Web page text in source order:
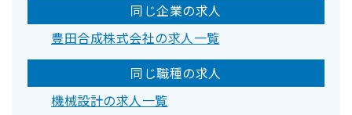
同じ企業の求人
豊田合成株式会社の求人一覧
同じ職種の求人
機械設計の求人一覧